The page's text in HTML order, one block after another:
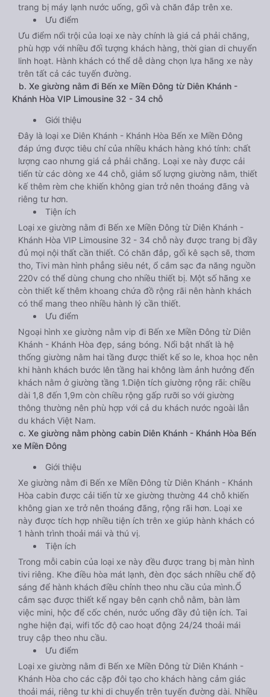
trang bị máy lạnh nước uống, gối và chăn đắp trên xe.
Ưu điểm
Ưu điểm nổi trội của loại xe này chính là giá cả phải chăng,
phù hợp với nhiều đối tượng khách hàng, thời gian di chuyển
linh hoạt. Hành khách có thể dễ dàng chọn lựa hãng xe này
trên tất cả các tuyến đường.
b. Xe giường nằm đi Bến xe Miền Đông từ Diên Khánh -
Khánh Hòa VIP Limousine 32 - 34 chỗ
Giới thiệu
Đây là loại xe Diên Khánh - Khánh Hòa Bến xe Miền Đông
đáp ứng được tiêu chí của nhiều khách hàng khó tính: chất
lượng cao nhưng giá cả phải chăng. Loại xe này được cải
tiến từ các dòng xe 44 chỗ, giảm số lượng giường nằm, thiết
kế thêm rèm che khiến không gian trở nên thoáng đãng và
riêng tư hơn.
Tiện ích
Loại xe giường nằm đi Bến xe Miền Đông từ Diên Khánh -
Khánh Hòa VIP Limousine 32 - 34 chỗ này được trang bị đầy
đủ mọi nội thất cần thiết. Có chăn đắp, gối kê sạch sẽ, thơm
tho, Tivi màn hình phẳng siêu nét, ổ cắm sạc đa năng nguồn
220v có thể dùng chung cho nhiều thiết bị. Một số hãng xe
còn thiết kế thêm khoang chứa đồ rộng rãi nên hành khách
có thể mang theo nhiều hành lý cần thiết.
Ưu điểm
Ngoại hình xe giường nằm vip đi Bến xe Miền Đông từ Diên
Khánh - Khánh Hòa đẹp, sáng bóng. Nổi bật nhất là hệ
thống giường nằm hai tầng được thiết kế so le, khoa học nên
khi hành khách bước lên tầng hai không làm ảnh hưởng đến
khách nằm ở giường tầng 1.Diện tích giường rộng rãi: chiều
dài 1,8 đến 1,9m còn chiều rộng gấp rưỡi so với giường
thông thường nên phù hợp với cả du khách nước ngoài lẫn
du khách Việt Nam.
c. Xe giường nằm phòng cabin Diên Khánh - Khánh Hòa Bến
xe Miền Đông
Giới thiệu
Xe giường nằm đi Bến xe Miền Đông từ Diên Khánh - Khánh
Hòa cabin được cải tiến từ xe giường thường 44 chỗ khiến
không gian xe trở nên thoáng đãng, rộng rãi hơn. Loại xe
này được tích hợp nhiều tiện ích trên xe giúp hành khách có
1 hành trình thoải mái và thú vị.
Tiện ích
Trong mỗi cabin của loại xe này đều được trang bị màn hình
tivi riêng. Khe điều hòa mát lạnh, đèn đọc sách nhiều chế độ
sáng để hành khách điều chỉnh theo nhu cầu của mình.Ổ
cắm sạc được thiết kế ngay bên cạnh chỗ nằm, bàn làm
việc mini, hộc để cốc chén, nước uống đầy đủ tiện ích. Tai
nghe hiện đại, wifi tốc độ cao hoạt động 24/24 thoải mái
truy cập theo nhu cầu.
Ưu điểm
Loại xe giường nằm đi Bến xe Miền Đông từ Diên Khánh -
Khánh Hòa cho các cặp đôi tạo cho khách hàng cảm giác
thoải mái, riêng tư khi di chuyển trên tuyến đường dài. Nhiều